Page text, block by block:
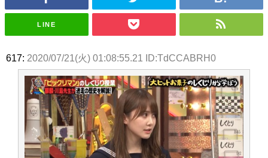
日向坂46まとめのまとめ / 筒井あやめ、アレをチラリ。こういう偶然の方
日向坂46まとめのまとめ / 【日向坂46】富田鈴花1st写真集の先行カット、
花考案グッズ＆生写真5種が公開される
アイドル – ぷぅアンテナ / 「乃木坂46ののぎおび⊿」北野日奈子が生配
信！【2022.3.22 17:15〜 SHOWROOM】
アイドル – ぷぅアンテナ / 2022年3月22日（火）のメディア情報
アイドル – ぷぅアンテナ / 【乃木坂46】井上和の『なぎおはぎ』って こん
ぺいとう×いちごみるく×マヨラー星人 と同じと考えてよろしいですか？
アイドル – ぷぅアンテナ / 【乃木坂46】日村勇紀 gif職人が切り抜いた名シ
LINE
617: 2020/07/21(火) 01:08:55.21 ID:TdCCABRH0